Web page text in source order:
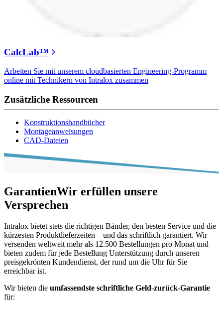
CalcLab™
Arbeiten Sie mit unserem cloudbasierten Engineering-Programm
online mit Technikern von Intralox zusammen
Zusätzliche Ressourcen
Konstruktionshandbücher
Montageanweisungen
CAD-Dateien
GarantienWir erfüllen unsere
Versprechen
Intralox bietet stets die richtigen Bänder, den besten Service und die
kürzesten Produktlieferzeiten – und das schriftlich garantiert. Wir
versenden weltweit mehr als 12.500 Bestellungen pro Monat und
bieten zudem für jede Bestellung Unterstützung durch unseren
preisgekrönten Kundendienst, der rund um die Uhr für Sie
erreichbar ist.
Wir bieten die umfassendste schriftliche Geld-zurück-Garantie
für: